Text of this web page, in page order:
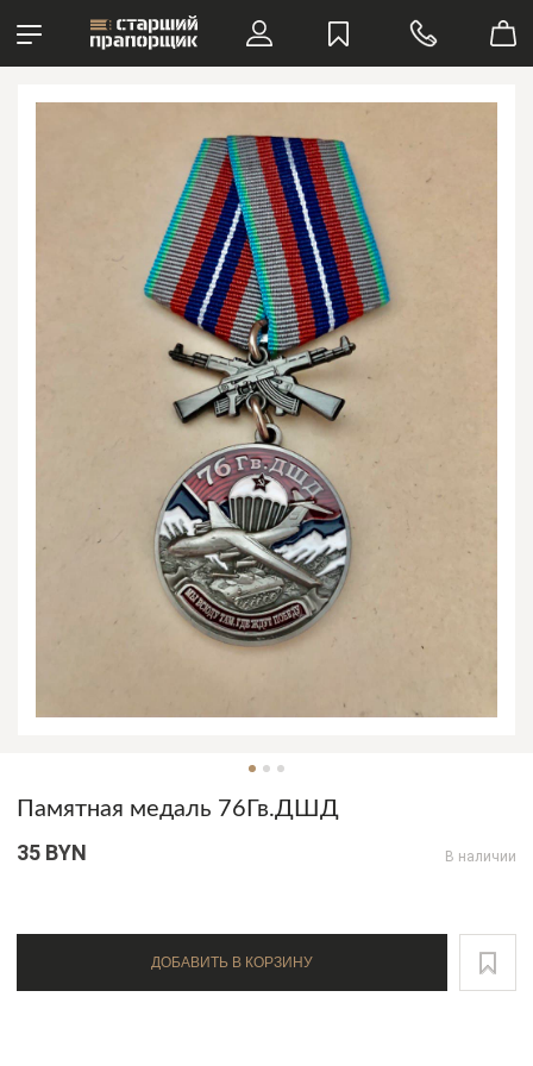
Памятная медаль 76Гв.ДШД
35 BYN В наличии
ДОБАВИТЬ В КОРЗИНУ